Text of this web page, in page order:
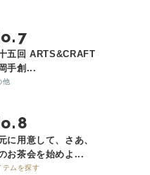
五回 ARTS&CRAFT
手創...
他
に用意して、さあ、
お茶会を始めよ...
テムを探す